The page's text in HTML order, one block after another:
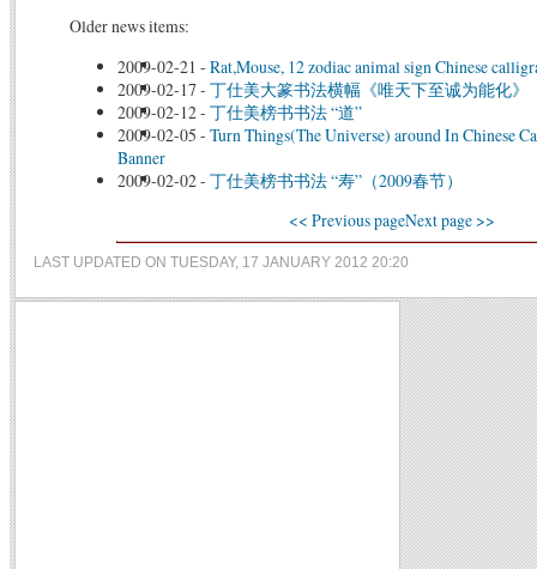
Older news items:
2009-02-21 - Rat,Mouse, 12 zodiac animal sign Chinese
2009-02-17 - 丁仕美大篆书法横幅《唯天下至诚为能化》
2009-02-12- 丁仕美榜书书法 “道”
2009-02-05 - Turn Things(The Universe) around In Chinese
Banner
2009-02-02- 丁仕美榜书书法 “寿”（2009春节）
<< Previous pageNext page >>
LAST UPDATED ON TUESDAY, 17 JANUARY 2012 20:20